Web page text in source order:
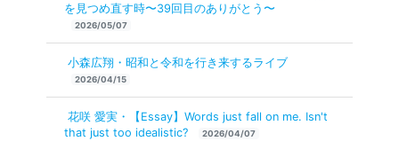
を見つめ直す時〜39回目のありがとう〜
2026/05/07
小森広翔・昭和と令和を行き来するライブ
2026/04/15
花咲 愛実・【Essay】Words just fall on me. Isn't
that just too idealistic?
2026/04/07